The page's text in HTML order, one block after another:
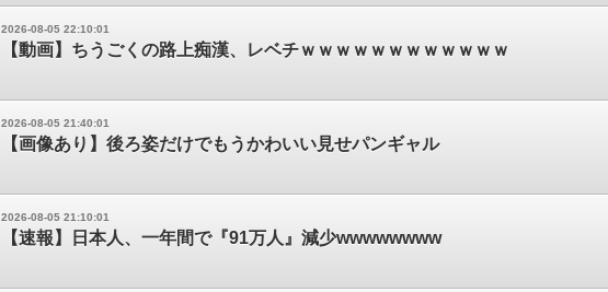
2026-08-05 22:10:01
【動画】ちうごくの路上痴漢、レベチｗｗｗｗｗｗｗｗｗｗｗｗ
2026-08-05 21:40:01
【画像あり】後ろ姿だけでもうかわいい見せパンギャル
2026-08-05 21:10:01
【速報】日本人、一年間で『91万人』減少wwwwwwww